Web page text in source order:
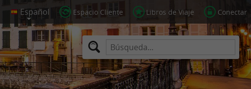
Espacio Cliente Libros de Viaje Conectar